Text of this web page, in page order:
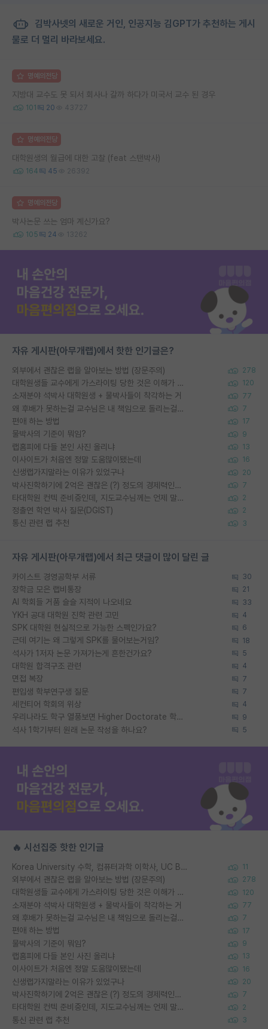
김박사넷의 새로운 거인, 인공지능 김GPT가 추천하는 게시
물로 더 멀리 바라보세요.
명예의전당
지방대 교수도 못 되서 회사나 갈까 하다가 미국서 교수 된 경우
101 20 43727
명예의전당
대학원생의 월급에 대한 고찰 (feat 스탠박사)
164 45 26392
명예의전당
박사논문 쓰는 엄마 계신가요?
105 24 13262
자유 게시판(아무개랩)에서 핫한 인기글은?
외부에서 괜찮은 랩을 알아보는 방법 (장문주의) 278
대학원생들 교수에게 가스라이팅 당한 것은 이해가 갑니다. 안타깝네요. 120
소재분야 석박사 대학원생 + 물박사들이 착각하는 거 77
왜 후배가 못하는걸 교수님은 내 책임으로 돌리는걸까요? 7
편애 하는 방법 17
물박사의 기준이 뭐임? 9
랩홈피에 다들 본인 사진 올리냐 13
이사이트가 처음엔 정말 도움많이됐는데 16
신생랩가지말라는 이유가 있었구나 20
박사진학하기에 2억은 괜찮은 (?) 정도의 경제력인가요 7
타대학원 컨텍 준비중인데, 지도교수님께는 언제 말씀드려야 할까요? 2
정출연 학연 박사 질문(DGIST) 2
통신 관련 랩 추천 3
자유 게시판(아무개랩)에서 최근 댓글이 많이 달린 글
카이스트 경영공학부 서류 30
장학금 모은 랩비통장 21
AI 학회들 거품 슬슬 지적이 나오네요 33
YKH 공대 대학원 진학 관련 고민 4
SPK 대학원 현실적으로 가능한 스펙인가요? 6
근데 여기는 왜 그렇게 SPK를 물어보는거임? 18
석사가 1저자 논문 가져가는게 흔한건가요? 5
대학원 합격구조 관련 4
면접 복장 7
편입생 학부연구생 질문 7
세컨티어 학회의 위상 4
우리나라도 학구 열풍보면 Higher Doctorate 학위가 필요하다고 봅니다. 9
석사 1학기부터 원래 논문 작성을 하나요? 5
🔥 시선집중 핫한 인기글
Korea University 수학, 컴퓨터과학 이학사, UC Berkeley 산업공학 대학원 공학박사가 되는 것은 쉽지 않겠죠? 11
외부에서 괜찮은 랩을 알아보는 방법 (장문주의) 278
대학원생들 교수에게 가스라이팅 당한 것은 이해가 갑니다. 안타깝네요. 120
소재분야 석박사 대학원생 + 물박사들이 착각하는 거 77
왜 후배가 못하는걸 교수님은 내 책임으로 돌리는걸까요? 7
편애 하는 방법 17
물박사의 기준이 뭐임? 9
랩홈피에 다들 본인 사진 올리냐 13
이사이트가 처음엔 정말 도움많이됐는데 16
신생랩가지말라는 이유가 있었구나 20
박사진학하기에 2억은 괜찮은 (?) 정도의 경제력인가요 7
타대학원 컨텍 준비중인데, 지도교수님께는 언제 말씀드려야 할까요? 2
통신 관련 랩 추천 3